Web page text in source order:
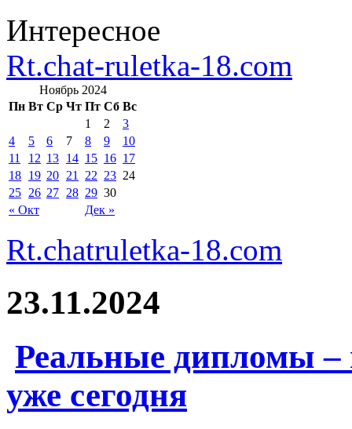
Интересное
Rt.chat-ruletka-18.com
Ноябрь 2024
Пн Вт Ср Чт Пт Сб Вс
« Окт Дек »
1 2
3
4
5 6 7 8 9
10
11
12 13 14 15 16 17
18 19 20 21 22 23 24
25 26 27 28 29 30
Rt.chatruletka-18.com
23.11.2024
Реальные дипломы –
уже сегодня